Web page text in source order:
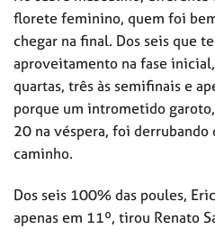
florete feminino, quem foi
chegar na final. Dos seis que
aproveitamento na fase
quartas, três às semifinais e
porque um intrometido
20 na véspera, foi
caminho.
Dos seis 100% das poules,
apenas em 11º, tirou Renato